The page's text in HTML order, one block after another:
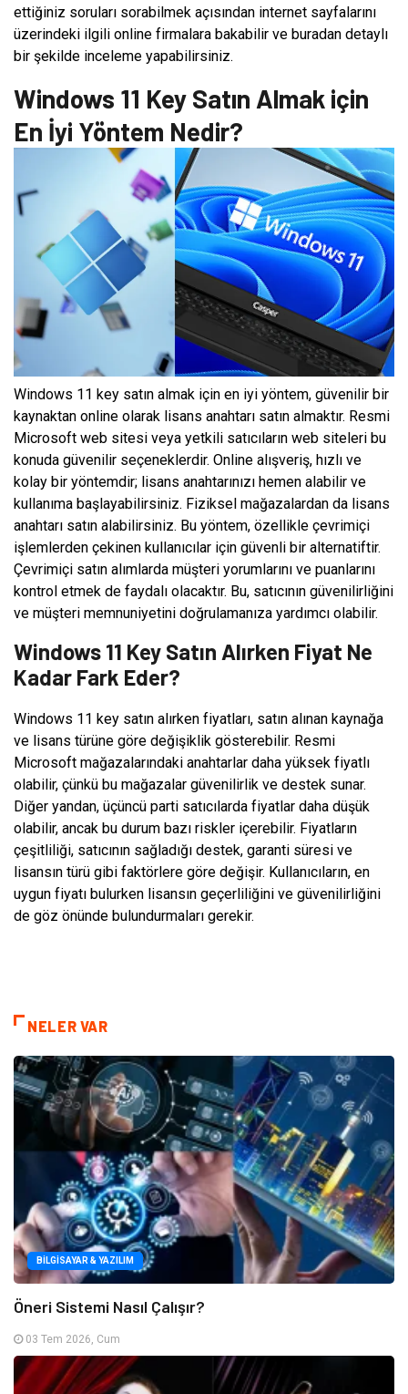
ettiğiniz soruları sorabilmek açısından internet sayfalarını
üzerindeki ilgili online firmalara bakabilir ve buradan detaylı
bir şekilde inceleme yapabilirsiniz.
Windows 11 Key Satın Almak için
En İyi Yöntem Nedir?
Windows 11 key satın almak için en iyi yöntem, güvenilir bir
kaynaktan online olarak lisans anahtarı satın almaktır. Resmi
Microsoft web sitesi veya yetkili satıcıların web siteleri bu
konuda güvenilir seçeneklerdir. Online alışveriş, hızlı ve
kolay bir yöntemdir; lisans anahtarınızı hemen alabilir ve
kullanıma başlayabilirsiniz. Fiziksel mağazalardan da lisans
anahtarı satın alabilirsiniz. Bu yöntem, özellikle çevrimiçi
işlemlerden çekinen kullanıcılar için güvenli bir alternatiftir.
Çevrimiçi satın alımlarda müşteri yorumlarını ve puanlarını
kontrol etmek de faydalı olacaktır. Bu, satıcının güvenilirliğini
ve müşteri memnuniyetini doğrulamanıza yardımcı olabilir.
Windows 11 Key Satın Alırken Fiyat Ne
Kadar Fark Eder?
Windows 11 key satın alırken fiyatları, satın alınan kaynağa
ve lisans türüne göre değişiklik gösterebilir. Resmi
Microsoft mağazalarındaki anahtarlar daha yüksek fiyatlı
olabilir, çünkü bu mağazalar güvenilirlik ve destek sunar.
Diğer yandan, üçüncü parti satıcılarda fiyatlar daha düşük
olabilir, ancak bu durum bazı riskler içerebilir. Fiyatların
çeşitliliği, satıcının sağladığı destek, garanti süresi ve
lisansın türü gibi faktörlere göre değişir. Kullanıcıların, en
uygun fiyatı bulurken lisansın geçerliliğini ve güvenilirliğini
de göz önünde bulundurmaları gerekir.
NELER VAR
BILGISAYAR & YAZILIM
Öneri Sistemi Nasıl Çalışır?
03 Tem 2026, Cum